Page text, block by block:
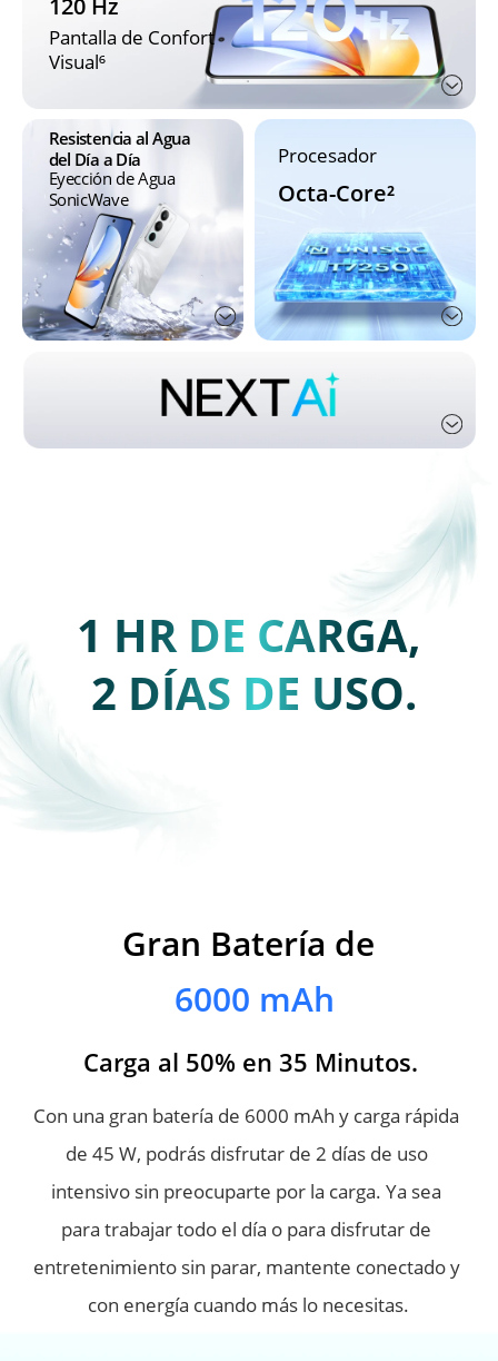
Resistencia al Agua
del Día a Día
Eyección de Agua
SonicWave
Pantalla de Confort
Visual⁶
Octa-Core²
Procesador
1 HR DE CARGA,
2 DÍAS DE USO.
6000 mAh
Gran Batería de
Con una gran batería de 6000 mAh y carga rápida de
45 W, podrás disfrutar de 2 días de uso intensivo sin
preocuparte por la carga. Ya sea para trabajar todo el
día o para disfrutar de entretenimiento sin parar,
mantente conectado y con energía cuando más lo
Más de 8 horas de gaming con
6000 mAh
Gran Batería de
Con una gran batería de 6000 mAh y carga rápida
de 45 W, podrás disfrutar de 2 días de uso
intensivo sin preocuparte por la carga. Ya sea
para trabajar todo el día o para disfrutar de
entretenimiento sin parar, mantente conectado y
con energía cuando más lo necesitas.
Carga al 50% en 35 Minutos.